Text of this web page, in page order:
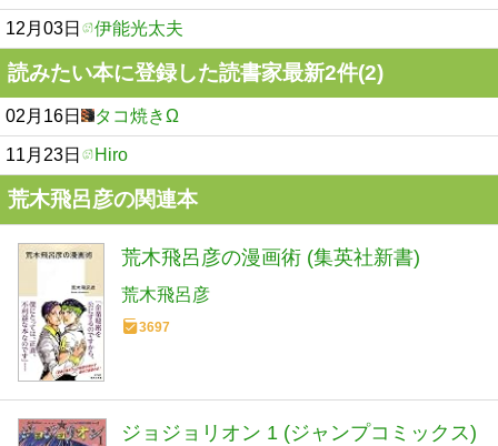
12月03日 伊能光太夫
読みたい本に登録した読書家最新2件(2)
02月16日 タコ焼きΩ
11月23日 Hiro
荒木飛呂彦の関連本
荒木飛呂彦の漫画術 (集英社新書)
荒木飛呂彦
3697
ジョジョリオン 1 (ジャンプコミックス)